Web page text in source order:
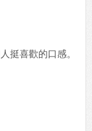
挺喜歡的口感。